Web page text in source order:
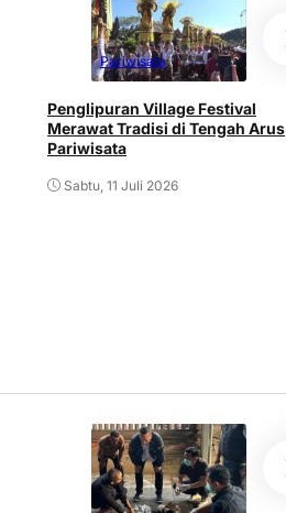
Pariwisata
Penglipuran Village Festival
Merawat Tradisi di Tengah Arus
Pariwisata
Sabtu, 11 Juli 2026